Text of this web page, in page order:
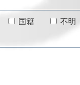
国籍
不明